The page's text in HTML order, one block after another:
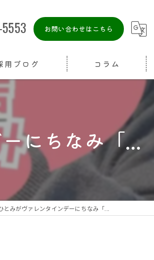
お問い合わせはこちら
用ブログ コラム
にちなみ「...
みがヴァレンタインデーにちなみ「...